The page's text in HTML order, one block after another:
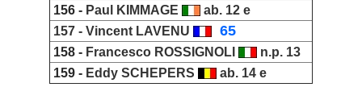
156 - Paul KIMMAGE
ab. 12 e
157 - Vincent LAVENU 65
158 - Francesco ROSSIGNOLI
n.p. 13
159 - Eddy SCHEPERS ab. 14 e